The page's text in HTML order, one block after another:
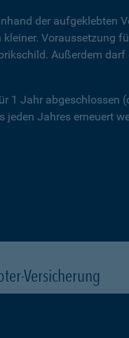
der aufgeklebten
Voraussetzung
Außerdem
1 Jahr abgeschlossen
jeden Jahres erneuert
Versicherung